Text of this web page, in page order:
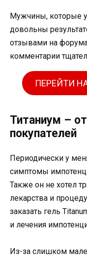
Мужчины, которые
довольны
отзывами на
комментарии
ПЕРЕЙТИ
Титаниум –
покупателей
Периодически у
симптомы
Также он не хотел
лекарства и
заказать гель
и лечения
Из-за слишком